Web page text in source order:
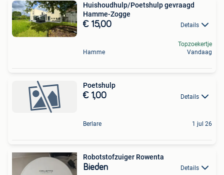
Huishoudhulp/Poetshulp gevraagd
Hamme-Zogge
€ 15,00 Details
Hamme
Topzoekertje
Vandaag
Poetshulp
€ 1,00 Details
Berlare 1 jul 26
Robotstofzuiger Rowenta
Bieden Details